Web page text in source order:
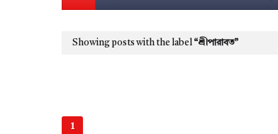
Showing posts with the label শ্রীপারাবত
1